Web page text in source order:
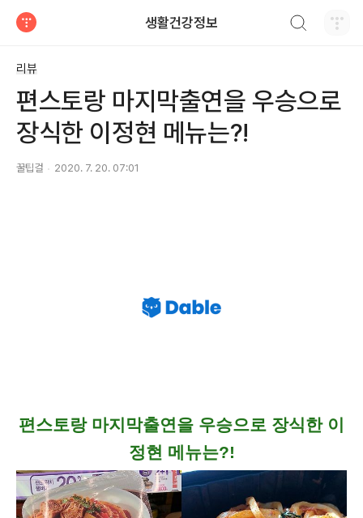
생활건강정보
리뷰
편스토랑 마지막출연을 우승으로
장식한 이정현 메뉴는?!
꿀팁걸 2020. 7. 20. 07:01
편스토랑 마지막출연을 우승으로 장식한 이
정현 메뉴는?!